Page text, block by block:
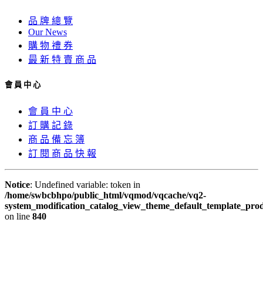
品 牌 總 覽
Our News
購 物 禮 券
最 新 特 賣 商 品
會 員 中 心
會 員 中 心
訂 購 記 錄
商 品 備 忘 簿
訂 閱 商 品 快 報
Notice: Undefined variable: token in
/home/swbcbhpo/public_html/vqmod/vqcache/vq2-
on line 840